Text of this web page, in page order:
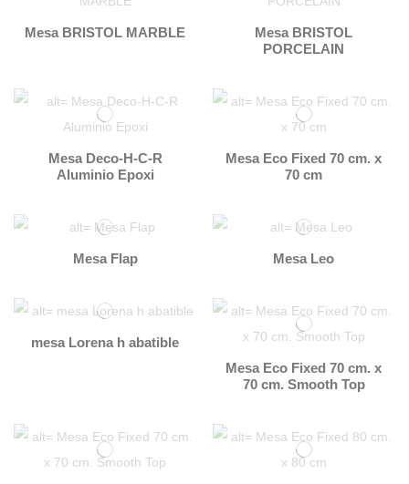
Mesa BRISTOL MARBLE
Mesa BRISTOL
PORCELAIN
Mesa Deco-H-C-R
Aluminio Epoxi
Mesa Eco Fixed 70 cm. x
70 cm
Mesa Flap Mesa Leo
mesa Lorena h abatible
Mesa Eco Fixed 70 cm. x
70 cm. Smooth Top